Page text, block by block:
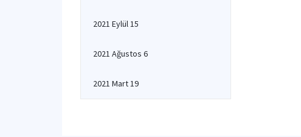
2021 Eylül 15
2021 Ağustos 6
2021 Mart 19